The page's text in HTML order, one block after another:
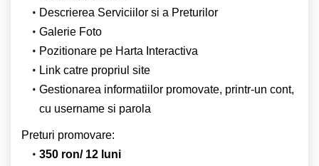
Descrierea Serviciilor si a Preturilor
Galerie Foto
Pozitionare pe Harta Interactiva
Link catre propriul site
Gestionarea informatiilor promovate, printr-un cont,
cu username si parola
Preturi promovare:
350 ron/ 12 luni